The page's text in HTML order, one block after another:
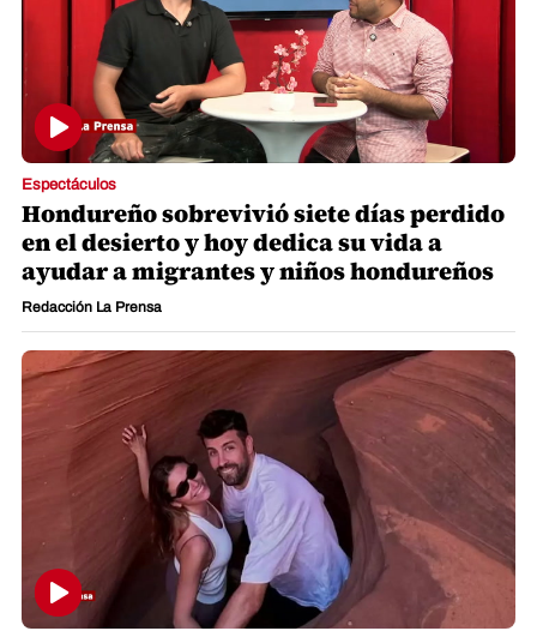
Espectáculos
Hondureño sobrevivió siete días perdido
en el desierto y hoy dedica su vida a
ayudar a migrantes y niños hondureños
Redacción La Prensa